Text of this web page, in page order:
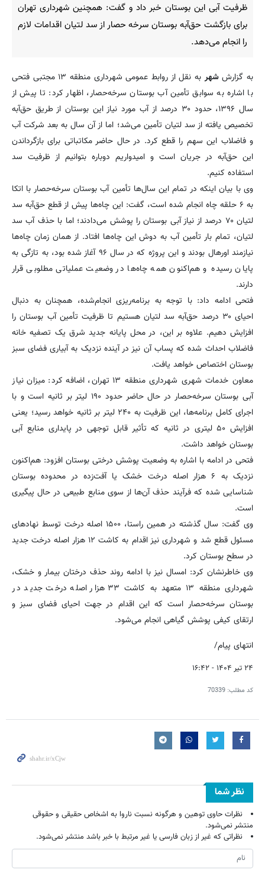
ظرفیت آبی این بوستان خبر داد و گفت: همچنین شهرداری تهران
برای بازگشت حق‌آبه بوستان سرخه حصار از سد لتیان اقدامات لازم
را انجام می‌دهد.
به گزارششهر
به نقل از روابط عمومی شهرداری منطقه ۱۳ مجتبی فتحی
با اشاره به سوابق تأمین آب بوستان سرخه‌حصار، اظهار کرد: تا پیش از
سال ۱۳۹۶، حدود ۳۰ درصد از آب مورد نیاز این بوستان از طریق حق‌آبه
تخصیص یافته از سد لتیان تأمین می‌شد؛ اما از آن سال به بعد شرکت آب
و فاضلاب این سهم را قطع کرد. در حال حاضر مکاتباتی برای بازگرداندن
این حق‌آبه در جریان است و امیدواریم دوباره بتوانیم از ظرفیت سد
استفاده کنیم.
وی با بیان اینکه در تمام این سال‌ها تأمین آب بوستان سرخه‌حصار با اتکا
به ۶ حلقه چاه انجام شده است، گفت: این چاه‌ها پیش از قطع حق‌آبه سد
لتیان ۷۰ درصد از نیاز آبی بوستان را پوشش می‌دادند؛ اما با حذف آب سد
لتیان، تمام بار تأمین آب به دوش این چاه‌ها افتاد. از همان زمان چاه‌ها
نیازمند اورهال بودند و این پروژه که در سال ۹۶ آغاز شده بود، به تازگی به
پایان رسیده و هم‌اکنون همه چاه‌ها در وضعیت عملیاتی مطلوبی قرار
دارند.
فتحی ادامه داد: با توجه به برنامه‌ریزی انجام‌شده، همچنان به دنبال
احیای ۳۰ درصد حق‌آبه سد لتیان هستیم تا ظرفیت تأمین آب بوستان را
افزایش دهیم. علاوه بر این، در محل پایانه جدید شرق یک تصفیه خانه
فاضلاب احداث شده که پساب آن نیز در آینده نزدیک به آبیاری فضای سبز
بوستان اختصاص خواهد یافت.
معاون خدمات شهری شهرداری منطقه ۱۳ تهران، اضافه کرد: میزان نیاز
آبی بوستان سرخه‌حصار در حال حاضر حدود ۱۹۰ لیتر بر ثانیه است و با
اجرای کامل برنامه‌ها، این ظرفیت به ۲۴۰ لیتر بر ثانیه خواهد رسید؛ یعنی
افزایش ۵۰ لیتری در ثانیه که تأثیر قابل توجهی در پایداری منابع آبی
بوستان خواهد داشت.
فتحی در ادامه با اشاره به وضعیت پوشش درختی بوستان افزود: هم‌اکنون
نزدیک به ۶ هزار اصله درخت خشک یا آفت‌زده در محدوده بوستان
شناسایی شده که فرآیند حذف آن‌ها از سوی منابع طبیعی در حال پیگیری
است.
وی گفت: سال گذشته در همین راستا، ۱۵۰۰ اصله درخت توسط نهادهای
مسئول قطع شد و شهرداری نیز اقدام به کاشت ۱۲ هزار اصله درخت جدید
در سطح بوستان کرد.
وی خاطرنشان کرد: امسال نیز با ادامه روند حذف درختان بیمار و خشک،
شهرداری منطقه ۱۳ متعهد به کاشت ۳۳ هزار اصله درخت جدید در
بوستان سرخه‌حصار است که این اقدام در جهت احیای فضای سبز و
ارتقای کیفی پوشش گیاهی انجام می‌شود.
انتهای پیام/
۲۴ تیر ۱۴۰۴ - ۱۶:۴۲
کد مطلب: 70339
نظر شما
نظرات حاوی توهین و هرگونه نسبت ناروا به اشخاص حقیقی و حقوقی
منتشر نمی‌شود.
نظراتی که غیر از زبان فارسی یا غیر مرتبط با خبر باشد منتشر نمی‌شود.